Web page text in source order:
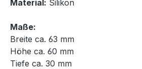
Material: Silikon
Maße:
Breite ca. 63 mm
Höhe ca. 60 mm
Tiefe ca. 30 mm